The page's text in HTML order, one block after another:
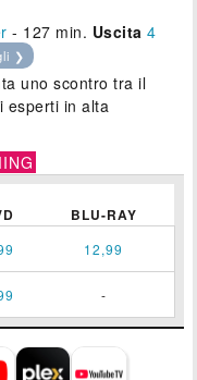
- 127 min. Uscita 4
❯
uno scontro tra il
esperti in alta
BLU-RAY
12,99
-